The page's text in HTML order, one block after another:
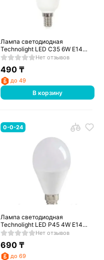
Лампа светодиодная
Technolight LED C35 6W E14
3000K
Нет отзывов
490 ₸
до 49
В корзину
0-0-24
Лампа светодиодная
Technolight LED P45 4W E14
4000K
Нет отзывов
690 ₸
до 69